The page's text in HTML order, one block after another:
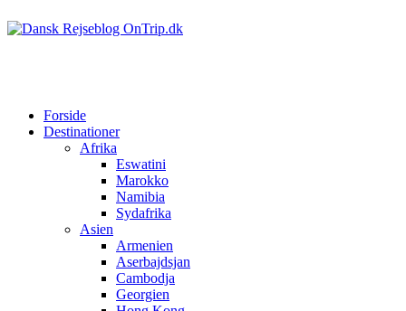
Forside
Destinationer
Afrika
Eswatini
Marokko
Namibia
Sydafrika
Asien
Armenien
Aserbajdsjan
Cambodja
Georgien